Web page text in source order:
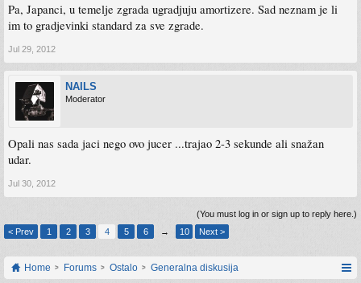
Pa, Japanci, u temelje zgrada ugradjuju amortizere. Sad neznam je li
im to gradjevinki standard za sve zgrade.
Jul 29, 2012
NAILS
Moderator
Opali nas sada jaci nego ovo jucer ...trajao 2-3 sekunde ali snažan
udar.
Jul 30, 2012
(You must log in or sign up to reply here.)
< Prev
1 2 3 4 5 6 → 10 Next >
Home Forums Ostalo Generalna diskusija